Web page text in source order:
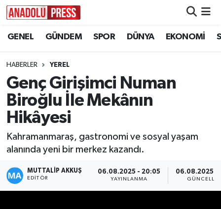
GENEL GÜNDEM SPOR DÜNYA EKONOMİ
HABERLER YEREL
Genç Girişimci Numan
Biroğlu İle Mekânın
Hikâyesi
Kahramanmaraş, gastronomi ve sosyal yaşam
alanında yeni bir merkez kazandı.
MUTTALİP AKKUŞ
EDITÖR
06.08.2025 - 20:05
YAYINLANMA
06.08.2025 -
Nöbetçi Eczaneler
Hava Durumu
Namaz Vakitleri
Trafik Durumu
Süper Lig Puan Durumu ve Fikstür